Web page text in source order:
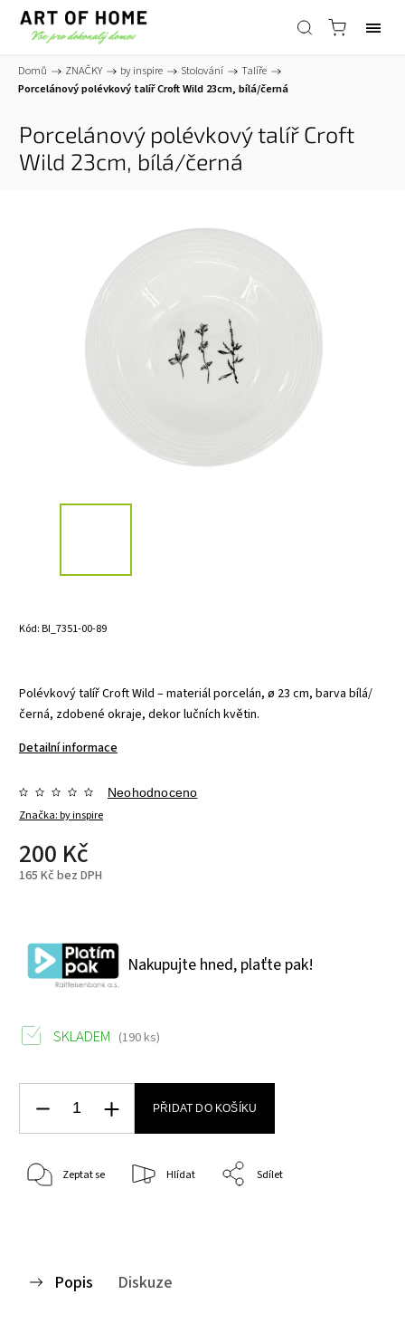
Domů / ZNAČKY / by inspire / Stolování / Talíře /
Porcelánový polévkový talíř Croft Wild 23cm, bílá/černá
Porcelánový polévkový talíř Croft
Wild 23cm, bílá/černá
Kód:BI_7351-00-89
Polévkový talíř Croft Wild – materiál porcelán, ø 23 cm, barva bílá/
černá, zdobené okraje, dekor lučních květin.
Detailní informace
Značka:by inspire
Neohodnoceno
200 Kč
165 Kč bez DPH
Nakupujte hned, plaťte pak!
SKLADEM (190 ks)
PŘIDAT DO KOŠÍKU
Zeptat se Hlídat Sdílet
Popis Diskuze